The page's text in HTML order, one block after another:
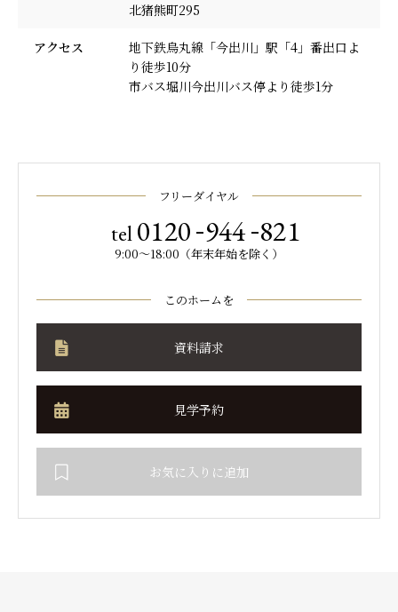
北猪熊町295
アクセス
地下鉄烏丸線「今出川」駅「4」番出口よ
り徒歩10分
市バス堀川今出川バス停より徒歩1分
フリーダイヤル
tel0120-944-821
9:00～18:00（年末年始を除く）
このホームを
資料請求
見学予約
お気に入りに追加